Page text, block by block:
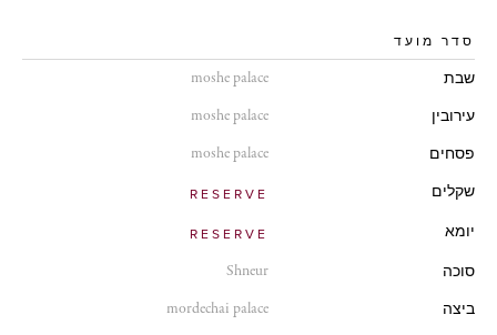
סדר מועד
שבת moshe palace
עירובין moshe palace
פסחים moshe palace
שקלים RESERVE
יומא RESERVE
סוכה Shneur
ביצה mordechai palace